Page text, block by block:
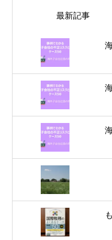
最新記事